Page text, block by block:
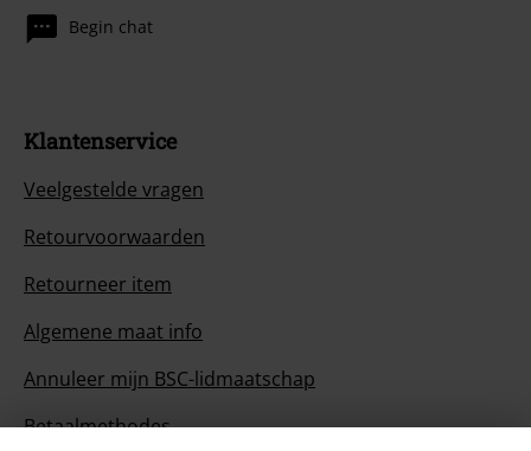
Begin chat
Klantenservice
Veelgestelde vragen
Retourvoorwaarden
Retourneer item
Algemene maat info
Annuleer mijn BSC-lidmaatschap
Betaalmethodes